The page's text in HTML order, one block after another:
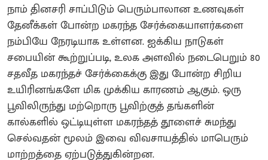
நாம் தினசரி சாப்பிடும் பெரும்பாலான உணவுகள்
தேனீக்கள் போன்ற மகரந்த சேர்க்கையாளர்களை
நம்பியே நேரடியாக உள்ளன. ஐக்கிய நாடுகள்
சபையின் கூற்றுப்படி, உலக அளவில் நடைபெறும் 80
சதவீத மகரந்தச் சேர்க்கைக்கு இது போன்ற சிறிய
உயிரினங்களே மிக முக்கிய காரணம் ஆகும். ஒரு
பூவிலிருந்து மற்றொரு பூவிற்குத் தங்களின்
கால்களில் ஒட்டியுள்ள மகரந்தத் தூளைச் சுமந்து
செல்வதன் மூலம் இவை விவசாயத்தில் மாபெரும்
மாற்றத்தை ஏற்படுத்துகின்றன.